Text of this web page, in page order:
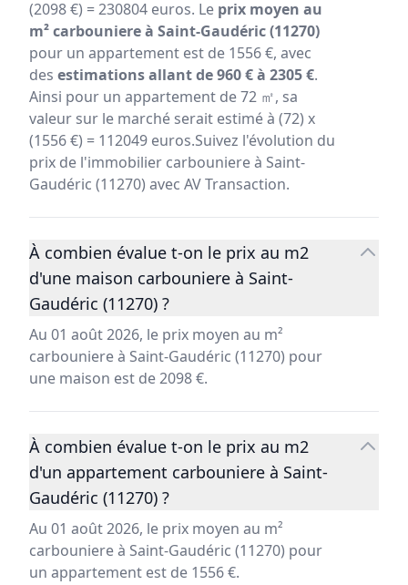
(2098 €) = 230804 euros. Le prix moyen au
m² carbouniere à Saint-Gaudéric (11270)
pour un appartement est de 1556 €, avec
des estimations allant de 960 € à 2305 €.
Ainsi pour un appartement de 72 ㎡, sa
valeur sur le marché serait estimé à (72) x
(1556 €) = 112049 euros.Suivez l'évolution du
prix de l'immobilier carbouniere à Saint-
Gaudéric (11270) avec AV Transaction.
À combien évalue t-on le prix au m2
d'une maison carbouniere à Saint-
Gaudéric (11270) ?
Au 01 août 2026, le prix moyen au m²
carbouniere à Saint-Gaudéric (11270) pour
une maison est de 2098 €.
À combien évalue t-on le prix au m2
d'un appartement carbouniere à Saint-
Gaudéric (11270) ?
Au 01 août 2026, le prix moyen au m²
carbouniere à Saint-Gaudéric (11270) pour
un appartement est de 1556 €.